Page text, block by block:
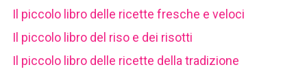
Il piccolo libro delle ricette fresche e veloci
Il piccolo libro del riso e dei risotti
Il piccolo libro delle ricette della tradizione